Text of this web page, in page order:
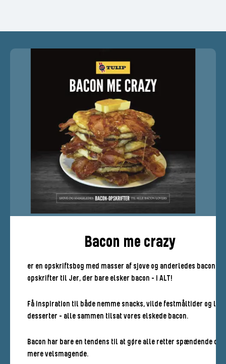
Bacon me crazy
er en opskriftsbog med masser af sjove og anderledes bacon-
opskrifter til Jer, der bare elsker bacon - i ALT!
Få inspiration til både nemme snacks, vilde festmåltider og
desserter - alle sammen tilsat vores elskede bacon.
Bacon har bare en tendens til at gøre alle retter spændende og
mere velsmagende.